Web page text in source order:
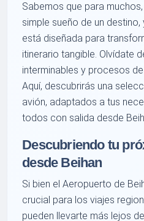
Sabemos que para
simple sueño de un
está diseñada para
itinerario tangible. Olvídate
interminables y procesos
Aquí, descubrirás una
avión, adaptados a tus
todos con salida desde
Descubriendo tu
desde Beihan
Si bien el Aeropuerto de
crucial para los viajes
pueden llevarte más lejos